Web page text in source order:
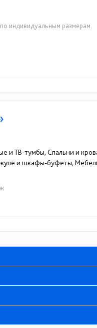
индивидуальным размерам.
и ТВ-тумбы, Спальни и
и шкафы-буфеты,